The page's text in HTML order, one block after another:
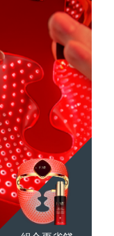
預計送達日期8/17/26
預計送達日期8/14/26
預計送達日期8/12/26
預計送達日期8/12/26
預計送達日期8/13/26
預計送達日期8/12/26
預計送達日期8/12/26